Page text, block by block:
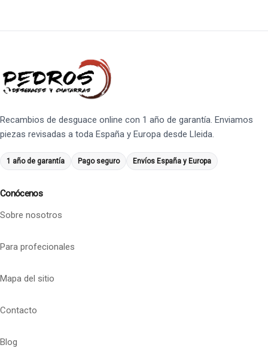
Recambios de desguace online con 1 año de garantía. Enviamos
piezas revisadas a toda España y Europa desde Lleida.
1 año de garantía Pago seguro Envíos España y Europa
Conócenos
Sobre nosotros
Para profecionales
Mapa del sitio
Contacto
Blog